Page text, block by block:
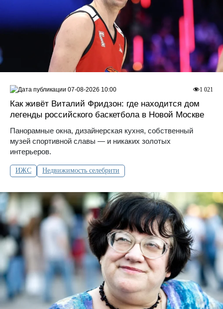
Как живёт Виталий Фридзон: где находится дом
легенды российского баскетбола в Новой Москве
Панорамные окна, дизайнерская кухня, собственный
музей спортивной славы — и никаких золотых
интерьеров.
ИЖС Недвижимость селебрити
1 021
07-08-2026 10:00